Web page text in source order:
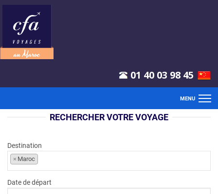
01 40 03 98 45
MENU
ACCUEIL
VOLS
SÉJOURS
CLUBS
RECHERCHER VOTRE VOYAGE
Destination
× Maroc
Date de départ